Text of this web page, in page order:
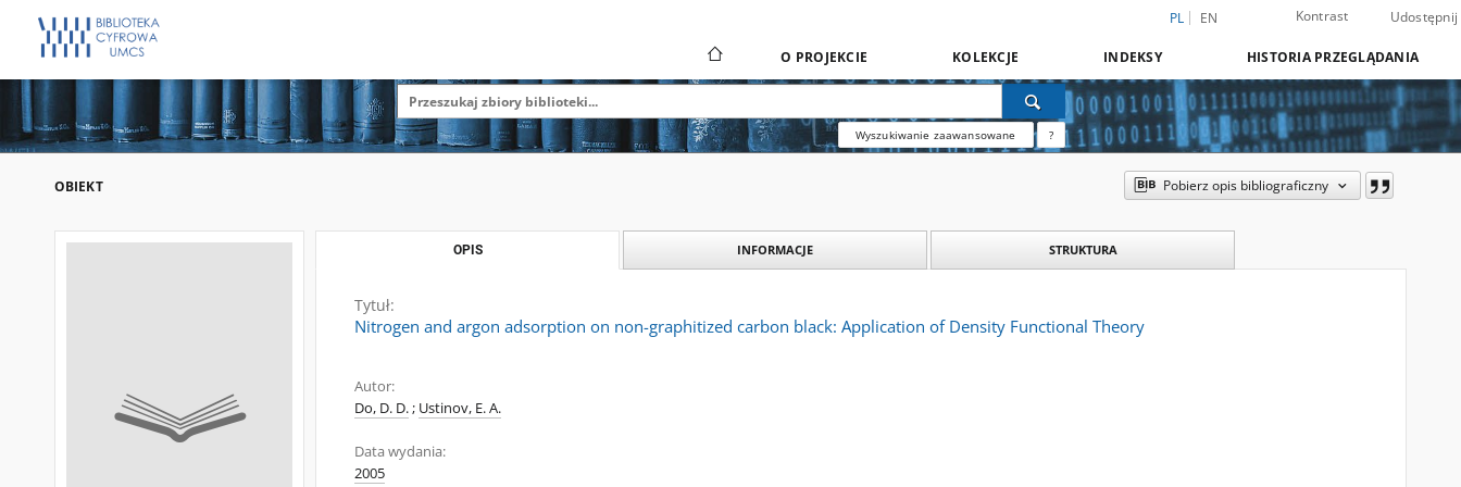
PL EN Kontrast Udostępnij
O PROJEKCIE KOLEKCJE INDEKSY HISTORIA PRZEGLĄDANIA
Wyszukiwanie zaawansowane ?
OBIEKT Pobierz opis bibliograficzny
OPIS INFORMACJE STRUKTURA
Tytuł:
Nitrogen and argon adsorption on non-graphitized carbon black: Application of Density Functional Theory
Autor:
Do, D. D.; Ustinov, E. A.
Data wydania:
2005